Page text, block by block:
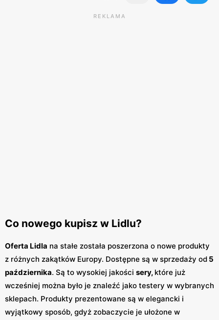
REKLAMA
Co nowego kupisz w Lidlu?
Oferta Lidla na stałe została poszerzona o nowe produkty
z różnych zakątków Europy. Dostępne są w sprzedaży od 5
października. Są to wysokiej jakości sery, które już
wcześniej można było je znaleźć jako testery w wybranych
sklepach. Produkty prezentowane są w elegancki i
wyjątkowy sposób, gdyż zobaczycie je ułożone w